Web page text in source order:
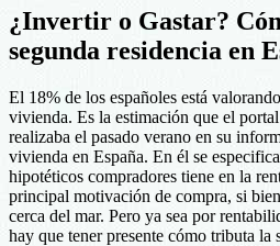
¿Invertir o Gastar?
segunda residencia en
El 18% de los españoles está
vivienda. Es la estimación que el
realizaba el pasado verano en su
vivienda en España. En él se
hipotéticos compradores tiene en la
principal motivación de compra, si
cerca del mar. Pero ya sea por
hay que tener presente cómo tributa la